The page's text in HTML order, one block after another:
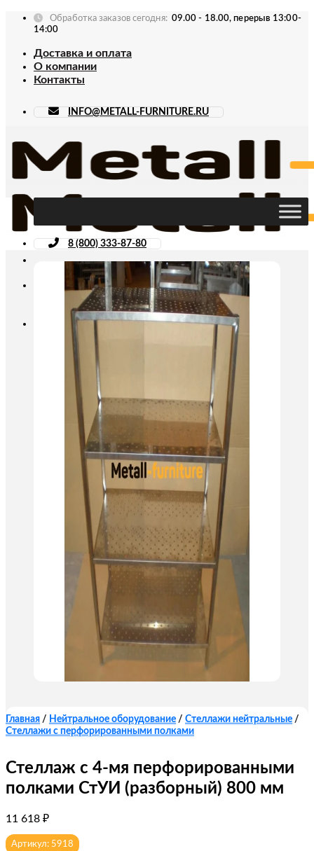
Skip
Обработка заказов сегодня: 09.00 - 18.00, перерыв 13:00-
14:00
Доставка и оплата
О компании
Контакты
INFO@METALL-FURNITURE.RU
8 (800) 333-87-80
Главная / Нейтральное оборудование / Стеллажи нейтральные /
Стеллажи с перфорированными полками
Стеллаж с 4-мя перфорированными
полками СтУИ (разборный) 800 мм
11 618 ₽
Артикул: 5918